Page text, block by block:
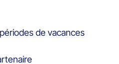
de vacances